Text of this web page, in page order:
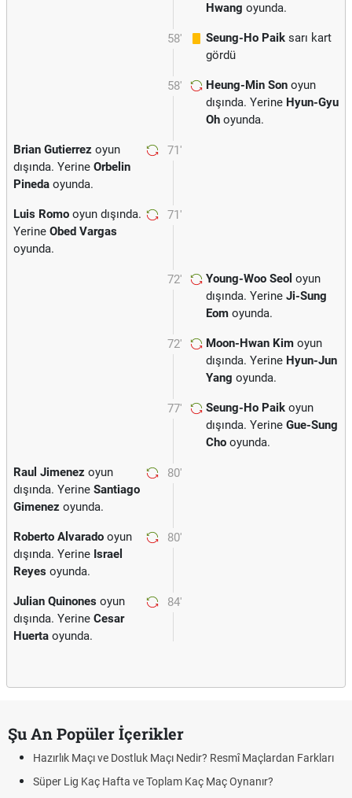
Hwang oyunda.
58' Seung-Ho Paik sarı kart
gördü
58' Heung-Min Son oyun
dışında. Yerine Hyun-Gyu
Oh oyunda.
71'
Brian Gutierrez oyun
dışında. Yerine Orbelin
Pineda oyunda.
71'
Luis Romo oyun dışında.
Yerine Obed Vargas
oyunda.
72' Young-Woo Seol oyun
dışında. Yerine Ji-Sung
Eom oyunda.
72' Moon-Hwan Kim oyun
dışında. Yerine Hyun-Jun
Yang oyunda.
77' Seung-Ho Paik oyun
dışında. Yerine Gue-Sung
Cho oyunda.
80'
Raul Jimenez oyun
dışında. Yerine Santiago
Gimenez oyunda.
80'
Roberto Alvarado oyun
dışında. Yerine Israel
Reyes oyunda.
84'
Julian Quinones oyun
dışında. Yerine Cesar
Huerta oyunda.
Şu An Popüler İçerikler
Hazırlık Maçı ve Dostluk Maçı Nedir? Resmî Maçlardan Farkları
Süper Lig Kaç Hafta ve Toplam Kaç Maç Oynanır?